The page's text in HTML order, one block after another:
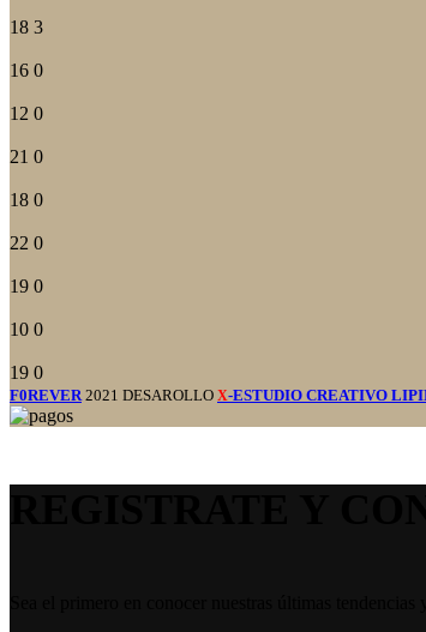
18 3
16 0
12 0
21 0
18 0
22 0
19 0
10 0
19 0
F0REVER 2021 DESAROLLO X-ESTUDIO CREATIVO